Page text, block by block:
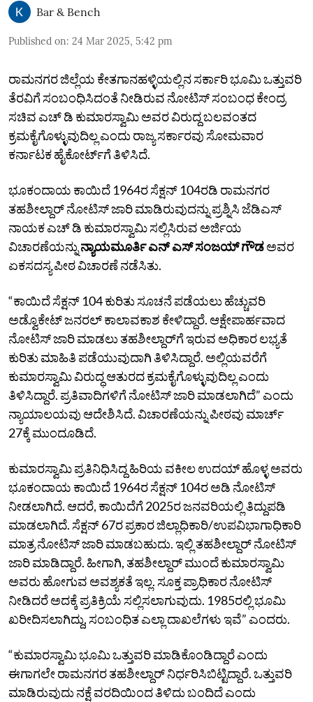
Bar & Bench
Published on: 24 Mar 2025, 5:42 pm
ರಾಮನಗರ ಜಿಲ್ಲೆಯ ಕೇತಗಾನಹಳ್ಳಿಯಲ್ಲಿನ ಸರ್ಕಾರಿ ಭೂಮಿ ಒತ್ತುವರಿ
ತೆರವಿಗೆ ಸಂಬಂಧಿಸಿದಂತೆ ನೀಡಿರುವ ನೋಟಿಸ್‌ ಸಂಬಂಧ ಕೇಂದ್ರ
ಸಚಿವ ಎಚ್‌ ಡಿ ಕುಮಾರಸ್ವಾಮಿ ಅವರ ವಿರುದ್ದ ಬಲವಂತದ
ಕ್ರಮಕೈಗೊಳ್ಳುವುದಿಲ್ಲ ಎಂದು ರಾಜ್ಯ‌ ಸರ್ಕಾರವು ಸೋಮವಾರ
ಕರ್ನಾಟಕ ಹೈಕೋರ್ಟ್‌ಗೆ ತಿಳಿಸಿದೆ.
ಭೂಕಂದಾಯ ಕಾಯಿದೆ 1964ರ ಸೆಕ್ಷನ್‌ 104ರ‌ಡಿ ರಾಮನಗರ
ತಹಶೀಲ್ದಾರ್‌ ನೋಟಿಸ್ ಜಾರಿ ಮಾಡಿರುವುದನ್ನು ಪ್ರಶ್ನಿಸಿ ಜೆಡಿಎಸ್‌
ನಾಯಕ ಎಚ್‌ ಡಿ ಕುಮಾರಸ್ವಾಮಿ ಸಲ್ಲಿಸಿರುವ ಅರ್ಜಿಯ
ವಿಚಾರಣೆಯನ್ನುನ್ಯಾಯಮೂರ್ತಿ ಎನ್‌ ಎಸ್‌ ಸಂಜಯ್‌ ಗೌಡಅವರ
ಏಕಸದಸ್ಯ ಪೀಠ ವಿಚಾರಣೆ ನಡೆಸಿತು.
“ಕಾಯಿದೆ ಸೆಕ್ಷನ್‌ 104 ಕುರಿತು ಸೂಚನೆ ಪಡೆಯಲು ಹೆಚ್ಚುವರಿ
ಅಡ್ವೊಕೇಟ್‌ ಜನರಲ್‌ ಕಾಲಾವಕಾಶ ಕೇಳಿದ್ದಾರೆ. ಆಕ್ಷೇಪಾರ್ಹವಾದ
ನೋಟಿಸ್‌ ಜಾರಿ ಮಾಡಲು ತಹಶೀಲ್ದಾರ್‌ಗೆ ಇರುವ ಅಧಿಕಾರ ಲಭ್ಯತೆ
ಕುರಿತು ಮಾಹಿತಿ ಪಡೆಯುವುದಾಗಿ ತಿಳಿಸಿದ್ದಾರೆ. ಅಲ್ಲಿಯವರೆಗೆ
ಕುಮಾರಸ್ವಾಮಿ ವಿರುದ್ಧ ಆತುರದ ಕ್ರಮಕೈಗೊಳ್ಳುವುದಿಲ್ಲ ಎಂದು
ತಿಳಿಸಿದ್ದಾರೆ. ಪ್ರತಿವಾದಿಗಳಿಗೆ ನೋಟಿಸ್‌ ಜಾರಿ ಮಾಡಲಾಗಿದೆ” ಎಂದು
ನ್ಯಾಯಾಲಯವು ಆದೇಶಿಸಿದೆ. ವಿಚಾರಣೆಯನ್ನು ಪೀಠವು ಮಾರ್ಚ್‌
27ಕ್ಕೆ ಮುಂದೂಡಿದೆ.
ಕುಮಾರಸ್ವಾಮಿ ಪ್ರತಿನಿಧಿಸಿದ್ದ ಹಿರಿಯ ವಕೀಲ ಉದಯ್‌ ಹೊಳ್ಳ ಅವರು
ಭೂಕಂದಾಯ ಕಾಯಿದೆ 1964ರ ಸೆಕ್ಷನ್‌ 104ರ ಅಡಿ ನೋಟಿಸ್‌
ನೀಡಲಾಗಿದೆ. ಆದರೆ, ಕಾಯಿದೆಗೆ 2025ರ ಜನವರಿಯಲ್ಲಿ ತಿದ್ದುಪಡಿ
ಮಾಡಲಾಗಿದೆ. ಸೆಕ್ಷನ್‌ 67ರ ಪ್ರಕಾರ ಜಿಲ್ಲಾಧಿಕಾರಿ/ಉಪವಿಭಾಗಾಧಿಕಾರಿ
ಮಾತ್ರ ನೋಟಿಸ್‌ ಜಾರಿ ಮಾಡಬಹುದು. ಇಲ್ಲಿ ತಹಶೀಲ್ದಾರ್‌ ನೋಟಿಸ್‌
ಜಾರಿ ಮಾಡಿದ್ದಾರೆ. ಹೀಗಾಗಿ, ತಹಶೀಲ್ದಾರ್‌ ಮುಂದೆ ಕುಮಾರಸ್ವಾಮಿ
ಅವರು ಹೋಗುವ ಅವಶ್ಯಕತೆ ಇಲ್ಲ. ಸೂಕ್ತ ಪ್ರಾಧಿಕಾರ ನೋಟಿಸ್‌
ನೀಡಿದರೆ ಅದಕ್ಕೆ ಪ್ರತಿಕ್ರಿಯೆ ಸಲ್ಲಿಸಲಾಗುವುದು. 1985ರಲ್ಲಿ ಭೂಮಿ
ಖರೀದಿಸಲಾಗಿದ್ದು, ಸಂಬಂಧಿತ ಎಲ್ಲಾ ದಾಖಲೆಗಳು ಇವೆ” ಎಂದರು.
“ಕುಮಾರಸ್ವಾಮಿ ಭೂಮಿ ಒತ್ತುವರಿ ಮಾಡಿಕೊಂಡಿದ್ದಾರೆ ಎಂದು
ಈಗಾಗಲೇ ರಾಮನಗರ ತಹಶೀಲ್ದಾರ್‌ ನಿರ್ಧರಿಸಿಬಿಟ್ಟಿದ್ದಾರೆ. ಒತ್ತುವರಿ
ಮಾಡಿರುವುದು ನಕ್ಷೆ ವರದಿಯಿಂದ ತಿಳಿದು ಬಂದಿದೆ ಎಂದು